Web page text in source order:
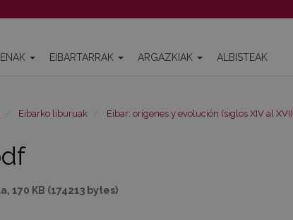
EIBARTARRAK ARGAZKIAK ALBISTEAK
Eibarko liburuak Eibar: orígenes y evolución (siglos XIV al XVI)
170 KB (174213 bytes)